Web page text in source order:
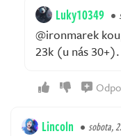
Luky10349
@ironmarek
23k (u nás
Lincoln sobota,